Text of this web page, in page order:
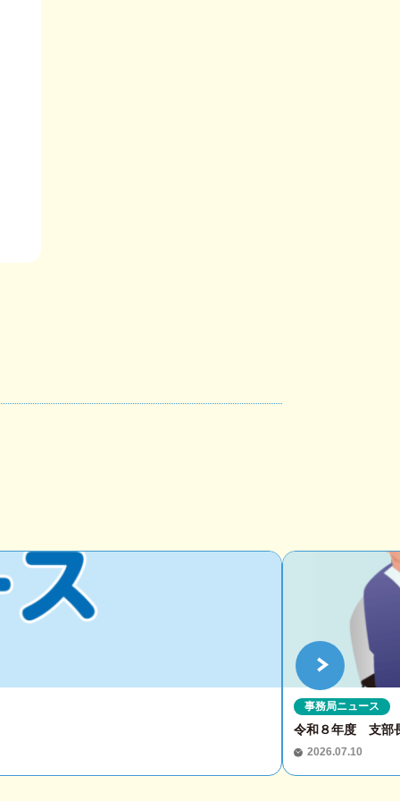
令和８年度 支部
2026.07.10
事務局ニュース